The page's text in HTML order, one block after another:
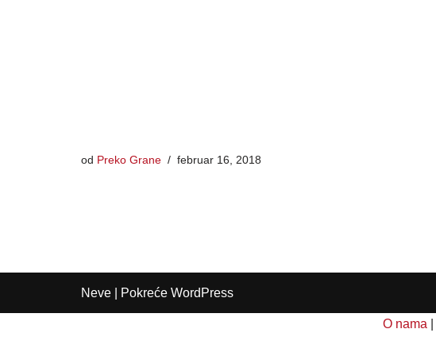
od Preko Grane februar 16, 2018
Neve | Pokreće WordPress
O nama